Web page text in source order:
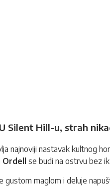
Silent Hill-u, strah
najnoviji nastavak kultnog
se budi na ostrvu bez
gustom maglom i deluje